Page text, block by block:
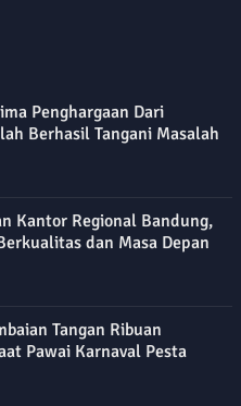
Penghargaan Dari
Berhasil Tangani Masalah
Kantor Regional Bandung,
dan Masa Depan
Tangan Ribuan
Pawai Karnaval Pesta